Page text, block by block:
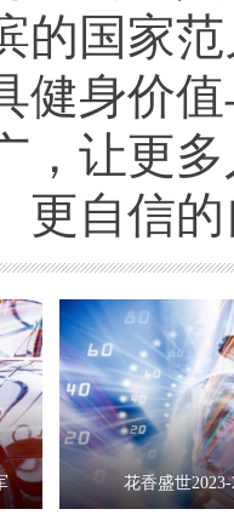
的国家
健身价
，让更
更自信
花香盛世